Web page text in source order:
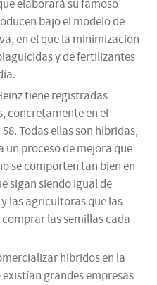
elaborará su famoso
bajo el modelo de
en el que la minimización
y de fertilizantes
tiene registradas
concretamente en el
Todas ellas son híbridas,
un proceso de mejora que
se comporten tan bien en
sigan siendo igual de
las agricultoras que las
las semillas cada
híbridos en la
existían grandes empresas